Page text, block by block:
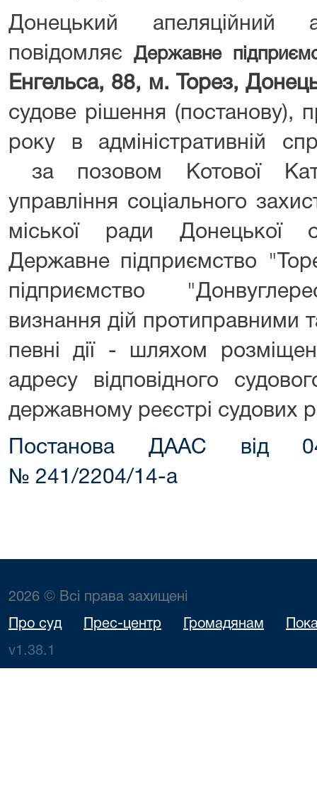
Донецький апеляційний
повідомляєДержавне
Енгельса, 88, м. Торез,
судове рішення (постанову),
року в адміністративній
за позовом Котової
управління соціального
міської ради Донецької
Державне підприємство
підприємство
визнання дій протиправними
певні дії - шляхом
адресу відповідного
державному реєстрі судових
Постанова ДААС від
№ 241/2204/14-а
2026 © Всі права захищені
Про суд Прес-центр Громадянам
v1.38.1